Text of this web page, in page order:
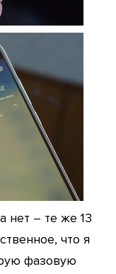
нет – те же 13
что я
фазовую